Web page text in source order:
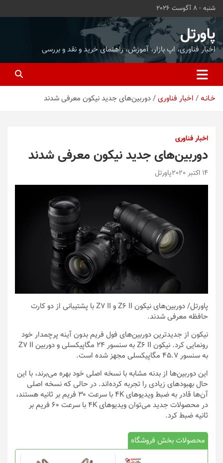
محتوا
بروید
شنبه - 8 آگوست 2026
پاورتل
اخبار فناوری، اپ بازار، آموزش، راهنمای خرید و نقد و بررسی
خـانـه اخبار فناوری دوربین‌های جدید نیکون معرفی شدند
اخبار فناوری
دوربین‌های جدید نیکون معرفی شدند
14 اکتبر 2020 پاورتل
پاورتل
/ دوربین‌های نیکون Z6 II و Z7 II با پشتیبانی از دو کارت
حافظه معرفی شدند.
نیکون از جدیدترین دوربین‌های فول فریم بدون آینه پرچمدار خود
رونمایی کرد. نیکون Z6 II به سنسور ۲۴ مگاپیکسلی و دوربین Z7 II
به سنسور ۴۵.۷ مگاپیکسلی مجهز شده است.
این دوربین‌ها از بدنه مشابه با نسخه اصلی خود بهره می‌برند، با این
حال بهبودهای زیادی را تجربه کرده‌اند. در حالی که نسخه اصلی
آن‌ها قادر به ضبط ویدیوهای 4K با سرعت ۳۰ فریم بر ثانیه هستند،
در محصولات جدید می‌توان ویدیوهای 4K با سرعت ۶۰ فریم بر
ثانیه ضبط کرد.
محصولات بخش فروشگاه